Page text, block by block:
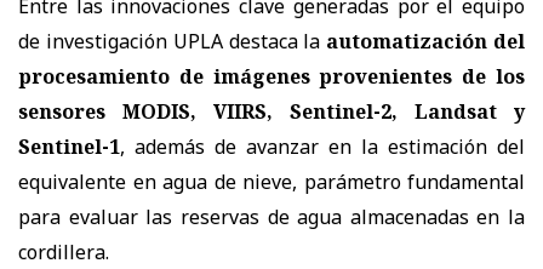
Entre las innovaciones clave generadas por el equipo
de investigación UPLA destaca la automatización del
procesamiento de imágenes provenientes de los
sensores MODIS, VIIRS, Sentinel-2, Landsat y
Sentinel-1, además de avanzar en la estimación del
equivalente en agua de nieve, parámetro fundamental
para evaluar las reservas de agua almacenadas en la
cordillera.